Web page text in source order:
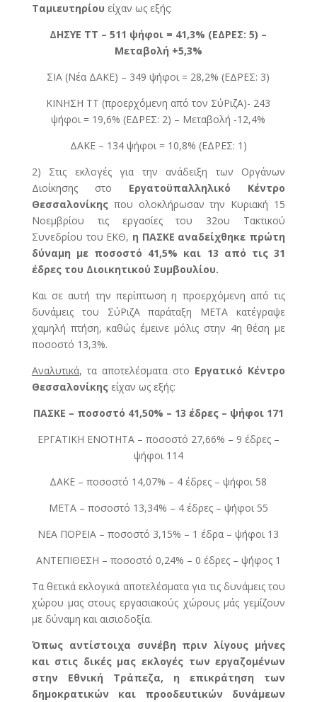
Ταμιευτηρίου είχαν ως εξής:
ΔHΣYE TT – 511 ψήφοι = 41,3% (EΔPEΣ: 5) –
Μεταβολή +5,3%
ΣIA (Νέα ΔΑΚΕ) – 349 ψήφοι = 28,2% (EΔPEΣ: 3)
KINHΣH ΤΤ (προερχόμενη από τον ΣύΡιζΑ)- 243
ψήφοι = 19,6% (ΕΔΡΕΣ: 2) – Μεταβολή -12,4%
ΔAKE – 134 ψήφοι = 10,8% (EΔPΕΣ: 1)
2) Στις εκλογές για την ανάδειξη των Οργάνων
Διοίκησης στο Εργατοϋπαλληλικό Κέντρο
Θεσσαλονίκηςπου ολοκλήρωσαν την Κυριακή 15
Νοεμβρίου τις εργασίες του 32ου Τακτικού
Συνεδρίου του ΕΚΘ, η ΠΑΣΚΕ αναδείχθηκε πρώτη
δύναμη με ποσοστό 41,5% και 13 από τις 31
έδρες του Διοικητικού Συμβουλίου.
Και σε αυτή την περίπτωση η προερχόμενη από τις
δυνάμεις του ΣύΡιζΑ παράταξη ΜΕΤΑ κατέγραψε
χαμηλή πτήση, καθώς έμεινε μόλις στην 4η θέση με
ποσοστό 13,3%.
Αναλυτικά, τα αποτελέσματα στο Εργατικό Κέντρο
Θεσσαλονίκηςείχαν ως εξής:
ΠΑΣΚΕ – ποσοστό 41,50% – 13 έδρες – ψήφοι 171
ΕΡΓΑΤΙΚΗ ΕΝΟΤΗΤΑ – ποσοστό 27,66% – 9 έδρες –
ψήφοι 114
ΔΑΚΕ – ποσοστό 14,07% – 4 έδρες – ψήφοι 58
ΜΕΤΑ – ποσοστό 13,34% – 4 έδρες – ψήφοι 55
ΝΕΑ ΠΟΡΕΙΑ – ποσοστό 3,15% – 1 έδρα – ψήφοι 13
ΑΝΤΕΠΙΘΕΣΗ – ποσοστό 0,24% – 0 έδρες – ψήφος 1
Τα θετικά εκλογικά αποτελέσματα για τις δυνάμεις του
χώρου μας στους εργασιακούς χώρους μάς γεμίζουν
με δύναμη και αισιοδοξία.
Όπως αντίστοιχα συνέβη πριν λίγους μήνες
και στις δικές μας εκλογές των εργαζομένων
στην Εθνική Τράπεζα, η επικράτηση των
δημοκρατικών και προοδευτικών δυνάμεων